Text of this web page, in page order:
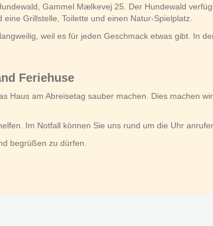
Gammel Mælkevej 25. Der Hundewald
Grillstelle, Toilette und einen Natur-Spielplatz.
weil es für jeden Geschmack etwas gibt. In
Feriehuse
Haus am Abreisetag sauber machen. Dies machen
Im Notfall können Sie uns rund um die Uhr
begrüßen zu dürfen.